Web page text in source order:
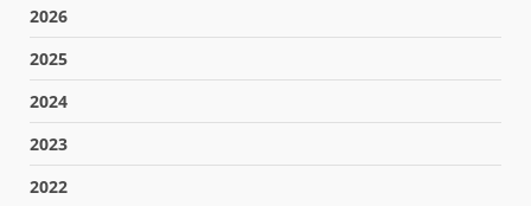
2026
2025
2024
2023
2022